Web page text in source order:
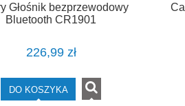
Głośnik bezprzewodowy
Bluetooth CR1901
226,99 zł
DO KOSZYKA